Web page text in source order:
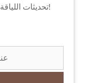
تحديثات اللياقة البدنية والتغذية لدينا!